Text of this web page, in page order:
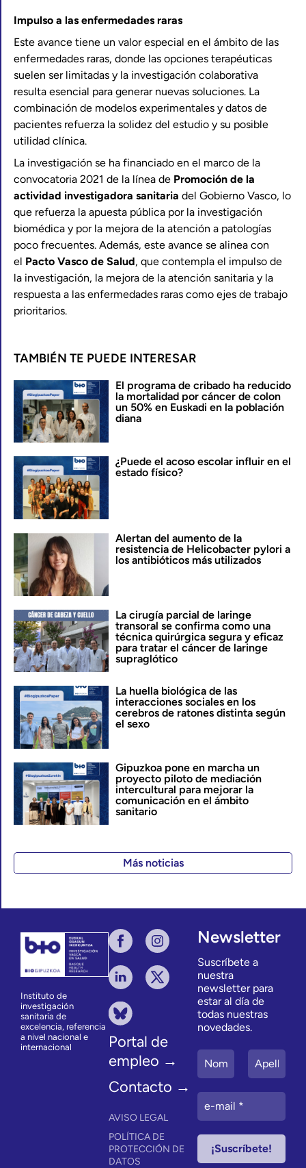
Impulso a las enfermedades raras
Este avance tiene un valor especial en el ámbito de las
enfermedades raras, donde las opciones terapéuticas
suelen ser limitadas y la investigación colaborativa
resulta esencial para generar nuevas soluciones. La
combinación de modelos experimentales y datos de
pacientes refuerza la solidez del estudio y su posible
utilidad clínica.
La investigación se ha financiado en el marco de la
convocatoria 2021 de la línea de Promoción de la
actividad investigadora sanitaria del Gobierno Vasco, lo
que refuerza la apuesta pública por la investigación
biomédica y por la mejora de la atención a patologías
poco frecuentes. Además, este avance se alinea con
el Pacto Vasco de Salud, que contempla el impulso de
la investigación, la mejora de la atención sanitaria y la
respuesta a las enfermedades raras como ejes de trabajo
prioritarios.
TAMBIÉN TE PUEDE INTERESAR
El programa de cribado ha reducido
la mortalidad por cáncer de colon
un 50% en Euskadi en la población
diana
¿Puede el acoso escolar influir en el
estado físico?
Alertan del aumento de la
resistencia de Helicobacter pylori a
los antibióticos más utilizados
La cirugía parcial de laringe
transoral se confirma como una
técnica quirúrgica segura y eficaz
para tratar el cáncer de laringe
supraglótico
La huella biológica de las
interacciones sociales en los
cerebros de ratones distinta según
el sexo
Gipuzkoa pone en marcha un
proyecto piloto de mediación
intercultural para mejorar la
comunicación en el ámbito
sanitario
Más noticias
Instituto de
investigación
sanitaria de
excelencia, referencia
a nivel nacional e
internacional
Portal de
empleo →
Contacto →
AVISO LEGAL
POLÍTICA DE
PROTECCIÓN DE
DATOS
Newsletter
Suscríbete a
nuestra
newsletter para
estar al día de
todas nuestras
novedades.